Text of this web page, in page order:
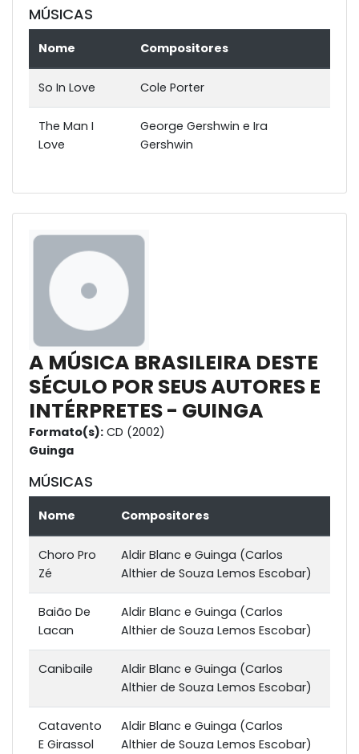
MÚSICAS
Nome Compositores
So In Love Cole Porter
The Man I
Love
George Gershwin e Ira
Gershwin
A MÚSICA BRASILEIRA DESTE
SÉCULO POR SEUS AUTORES E
INTÉRPRETES - GUINGA
Formato(s): CD (2002)
Guinga
MÚSICAS
Nome Compositores
Choro Pro
Zé
Aldir Blanc e Guinga (Carlos
Althier de Souza Lemos Escobar)
Baião De
Lacan
Aldir Blanc e Guinga (Carlos
Althier de Souza Lemos Escobar)
Canibaile
Aldir Blanc e Guinga (Carlos
Althier de Souza Lemos Escobar)
Catavento
E Girassol
Aldir Blanc e Guinga (Carlos
Althier de Souza Lemos Escobar)